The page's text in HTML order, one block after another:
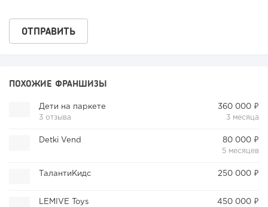
ПОХОЖИЕ ФРАНШИЗЫ
Дети на паркете
3 отзыва
360 000 ₽
3 месяца
Detki Vend
80 000 ₽
5 месяцев
ТалантиКидс 250 000 ₽
LEMIVE Toys 450 000 ₽